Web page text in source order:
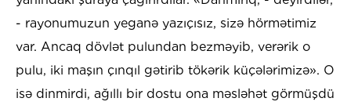
- rayonumuzun yeganə yazıçısız, sizə hörmətimiz
var. Ancaq dövlət pulundan bezməyib, verərik o
pulu, iki maşın çınqıl gətirib tökərik küçələrimizə». O
isə dinmirdi, ağıllı bir dostu ona məsləhət görmüşdü